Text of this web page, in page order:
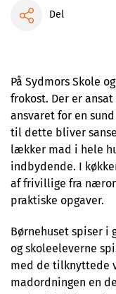
Del
På Sydmors Skole
frokost. Der er
ansvaret for en
til dette bliver
lækker mad i hele
indbydende. I
af frivillige fra
praktiske opgaver.
Børnehuset spiser i
og skoleeleverne
med de tilknyttede
madordningen en